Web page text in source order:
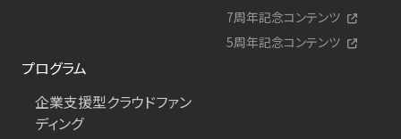
7周年記念コンテンツ
5周年記念コンテンツ
プログラム
企業支援型クラウドファン
ディング